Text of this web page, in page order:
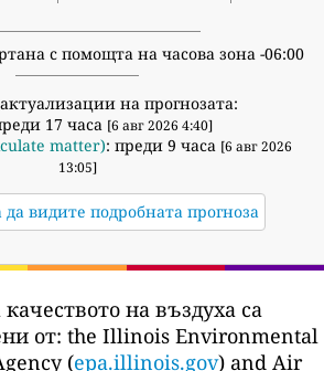
с помощта на часова зона -06:00
на прогнозата:
17 часа [6 авг 2026 4:40]
matter): преди 9 часа [6 авг 2026
13:05]
видите подробната прогноза
на въздуха са
от: the Illinois Environmental
(epa.illinois.gov) and Air